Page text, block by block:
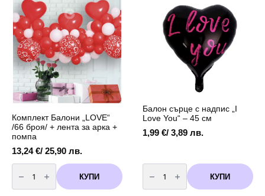
батерии
студена
светлина
Комплект Балони „LOVE“
/66 броя/ + лента за арка +
помпа
13,24€/ 25,90 лв.
количество
за
Комплект
Балони
КУПИ
Балон сърце с надпис „I
Love You“ – 45 см
1,99 €/ 3,89 лв.
количество
за
Балон
сърце
КУПИ